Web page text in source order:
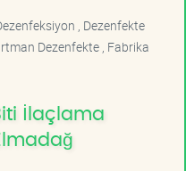
, Dezenfekte
Dezenfekte , Fabrika
İlaçlama